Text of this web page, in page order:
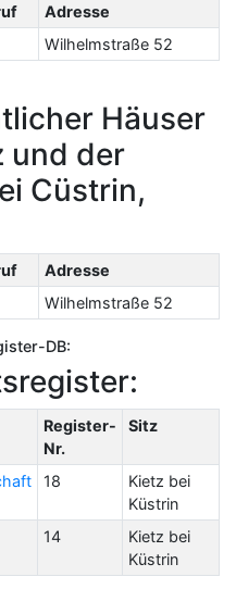
Adresse
Wilhelmstraße 52
Häuser
und der
Cüstrin,
Adresse
Wilhelmstraße 52
DB:
Register-
Nr.
Sitz
18
Kietz bei
Küstrin
14
Kietz bei
Küstrin